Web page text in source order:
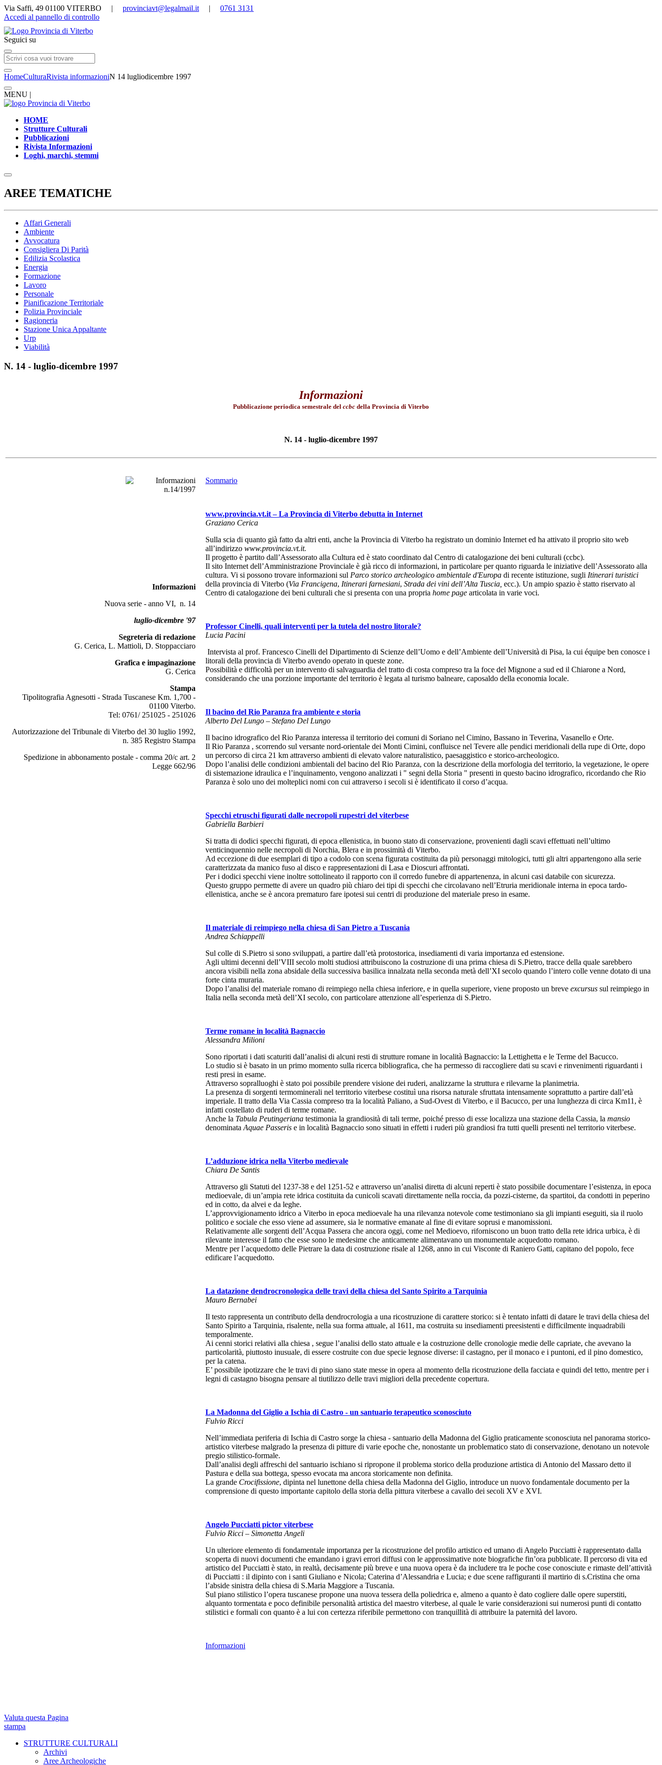
Via Saffi, 49 01100 VITERBO | provinciavt@legalmail.it | 0761 3131
Accedi al pannello di controllo
Seguici su
HomeCulturaRivista informazioniN 14 lugliodicembre 1997
MENU |
HOME
Strutture Culturali
Pubblicazioni
Rivista Informazioni
Loghi, marchi, stemmi
AREE TEMATICHE
Affari Generali
Ambiente
Avvocatura
Consigliera Di Parità
Edilizia Scolastica
Energia
Formazione
Lavoro
Personale
Pianificazione Territoriale
Polizia Provinciale
Ragioneria
Stazione Unica Appaltante
Urp
Viabilità
N. 14 - luglio-dicembre 1997
Informazioni
Pubblicazione periodica semestrale del ccbc della Provincia di Viterbo
N. 14 - luglio-dicembre 1997
Informazioni
Nuova serie - anno VI, n. 14
luglio-dicembre '97
Segreteria di redazione
G. Cerica, L. Mattioli, D. Stoppacciaro
Grafica e impaginazione
G. Cerica
Stampa
Tipolitografia Agnesotti - Strada Tuscanese Km. 1,700 -
01100 Viterbo.
Tel: 0761/ 251025 - 251026
Autorizzazione del Tribunale di Viterbo del 30 luglio 1992,
n. 385 Registro Stampa
Spedizione in abbonamento postale - comma 20/c art. 2
Legge 662/96
Sommario
www.provincia.vt.it – La Provincia di Viterbo debutta in Internet
Graziano Cerica
Sulla scia di quanto già fatto da altri enti, anche la Provincia di Viterbo ha registrato un dominio Internet ed ha attivato il proprio sito web
all’indirizzo www.provincia.vt.it.
Il progetto è partito dall’Assessorato alla Cultura ed è stato coordinato dal Centro di catalogazione dei beni culturali (ccbc).
Il sito Internet dell’Amministrazione Provinciale è già ricco di informazioni, in particolare per quanto riguarda le iniziative dell’Assessorato alla
cultura. Vi si possono trovare informazioni sul Parco storico archeologico ambientale d'Europa di recente istituzione, sugli Itinerari turistici
della provincia di Viterbo (Via Francigena, Itinerari farnesiani, Strada dei vini dell’Alta Tuscia, ecc.). Un ampio spazio è statto riservato al
Centro di catalogazione dei beni culturali che si presenta con una propria home page articolata in varie voci.
Professor Cinelli, quali interventi per la tutela del nostro litorale?
Lucia Pacini
Intervista al prof. Francesco Cinelli del Dipartimento di Scienze dell’Uomo e dell’Ambiente dell’Università di Pisa, la cui équipe ben conosce i
litorali della provincia di Viterbo avendo operato in queste zone.
Possibilità e difficoltà per un intervento di salvaguardia del tratto di costa compreso tra la foce del Mignone a sud ed il Chiarone a Nord,
considerando che una porzione importante del territorio è legata al turismo balneare, caposaldo della economia locale.
Il bacino del Rio Paranza fra ambiente e storia
Alberto Del Lungo – Stefano Del Lungo
Il bacino idrografico del Rio Paranza interessa il territorio dei comuni di Soriano nel Cimino, Bassano in Teverina, Vasanello e Orte.
Il Rio Paranza , scorrendo sul versante nord-orientale dei Monti Cimini, confluisce nel Tevere alle pendici meridionali della rupe di Orte, dopo
un percorso di circa 21 km attraverso ambienti di elevato valore naturalistico, paesaggistico e storico-archeologico.
Dopo l’analisi delle condizioni ambientali del bacino del Rio Paranza, con la descrizione della morfologia del territorio, la vegetazione, le opere
di sistemazione idraulica e l’inquinamento, vengono analizzati i " segni della Storia " presenti in questo bacino idrografico, ricordando che Rio
Paranza è solo uno dei molteplici nomi con cui attraverso i secoli si è identificato il corso d’acqua.
Specchi etruschi figurati dalle necropoli rupestri del viterbese
Gabriella Barbieri
Si tratta di dodici specchi figurati, di epoca ellenistica, in buono stato di conservazione, provenienti dagli scavi effettuati nell’ultimo
venticinquennio nelle necropoli di Norchia, Blera e in prossimità di Viterbo.
Ad eccezione di due esemplari di tipo a codolo con scena figurata costituita da più personaggi mitologici, tutti gli altri appartengono alla serie
caratterizzata da manico fuso al disco e rappresentazioni di Lasa e Dioscuri affrontati.
Per i dodici specchi viene inoltre sottolineato il rapporto con il corredo funebre di appartenenza, in alcuni casi databile con sicurezza.
Questo gruppo permette di avere un quadro più chiaro dei tipi di specchi che circolavano nell’Etruria meridionale interna in epoca tardo-
ellenistica, anche se è ancora prematuro fare ipotesi sui centri di produzione del materiale preso in esame.
Il materiale di reimpiego nella chiesa di San Pietro a Tuscania
Andrea Schiappelli
Sul colle di S.Pietro si sono sviluppati, a partire dall’età protostorica, insediamenti di varia importanza ed estensione.
Agli ultimi decenni dell’VIII secolo molti studiosi attribuiscono la costruzione di una prima chiesa di S.Pietro, tracce della quale sarebbero
ancora visibili nella zona absidale della successiva basilica innalzata nella seconda metà dell’XI secolo quando l’intero colle venne dotato di una
forte cinta muraria.
Dopo l’analisi del materiale romano di reimpiego nella chiesa inferiore, e in quella superiore, viene proposto un breve excursus sul reimpiego in
Italia nella seconda metà dell’XI secolo, con particolare attenzione all’esperienza di S.Pietro.
Terme romane in località Bagnaccio
Alessandra Milioni
Sono riportati i dati scaturiti dall’analisi di alcuni resti di strutture romane in località Bagnaccio: la Lettighetta e le Terme del Bacucco.
Lo studio si è basato in un primo momento sulla ricerca bibliografica, che ha permesso di raccogliere dati su scavi e rinvenimenti riguardanti i
resti presi in esame.
Attraverso sopralluoghi è stato poi possibile prendere visione dei ruderi, analizzarne la struttura e rilevarne la planimetria.
La presenza di sorgenti termominerali nel territorio viterbese costituì una risorsa naturale sfruttata intensamente soprattutto a partire dall’età
imperiale. Il tratto della Via Cassia compreso tra la località Paliano, a Sud-Ovest di Viterbo, e il Bacucco, per una lunghezza di circa Km11, è
infatti costellato di ruderi di terme romane.
Anche la Tabula Peutingeriana testimonia la grandiosità di tali terme, poiché presso di esse localizza una stazione della Cassia, la mansio
denominata Aquae Passeris e in località Bagnaccio sono situati in effetti i ruderi più grandiosi fra tutti quelli presenti nel territorio viterbese.
L’adduzione idrica nella Viterbo medievale
Chiara De Santis
Attraverso gli Statuti del 1237-38 e del 1251-52 e attraverso un’analisi diretta di alcuni reperti è stato possibile documentare l’esistenza, in epoca
medioevale, di un’ampia rete idrica costituita da cunicoli scavati direttamente nella roccia, da pozzi-cisterne, da spartitoi, da condotti in peperino
ed in cotto, da alvei e da leghe.
L’approvvigionamento idrico a Viterbo in epoca medioevale ha una rilevanza notevole come testimoniano sia gli impianti eseguiti, sia il ruolo
politico e sociale che esso viene ad assumere, sia le normative emanate al fine di evitare soprusi e manomissioni.
Relativamente alle sorgenti dell’Acqua Passera che ancora oggi, come nel Medioevo, riforniscono un buon tratto della rete idrica urbica, è di
rilevante interesse il fatto che esse sono le medesime che anticamente alimentavano un monumentale acquedotto romano.
Mentre per l’acquedotto delle Pietrare la data di costruzione risale al 1268, anno in cui Visconte di Raniero Gatti, capitano del popolo, fece
edificare l’acquedotto.
La datazione dendrocronologica delle travi della chiesa del Santo Spirito a Tarquinia
Mauro Bernabei
Il testo rappresenta un contributo della dendrocrologia a una ricostruzione di carattere storico: si è tentato infatti di datare le travi della chiesa del
Santo Spirito a Tarquinia, risalente, nella sua forma attuale, al 1611, ma costruita su insediamenti preesistenti e difficilmente inquadrabili
temporalmente.
Ai cenni storici relativi alla chiesa , segue l’analisi dello stato attuale e la costruzione delle cronologie medie delle capriate, che avevano la
particolarità, piuttosto inusuale, di essere costruite con due specie legnose diverse: il castagno, per il monaco e i puntoni, ed il pino domestico,
per la catena.
E’ possibile ipotizzare che le travi di pino siano state messe in opera al momento della ricostruzione della facciata e quindi del tetto, mentre per i
legni di castagno bisogna pensare al tiutilizzo delle travi migliori della precedente copertura.
La Madonna del Giglio a Ischia di Castro - un santuario terapeutico sconosciuto
Fulvio Ricci
Nell’immediata periferia di Ischia di Castro sorge la chiesa - santuario della Madonna del Giglio praticamente sconosciuta nel panorama storico-
artistico viterbese malgrado la presenza di pitture di varie epoche che, nonostante un problematico stato di conservazione, denotano un notevole
pregio stilistico-formale.
Dall’analisi degli affreschi del santuario ischiano si ripropone il problema storico della produzione artistica di Antonio del Massaro detto il
Pastura e della sua bottega, spesso evocata ma ancora storicamente non definita.
La grande Crocifissione, dipinta nel lunettone della chiesa della Madonna del Giglio, introduce un nuovo fondamentale documento per la
comprensione di questo importante capitolo della storia della pittura viterbese a cavallo dei secoli XV e XVI.
Angelo Pucciatti pictor viterbese
Fulvio Ricci – Simonetta Angeli
Un ulteriore elemento di fondamentale importanza per la ricostruzione del profilo artistico ed umano di Angelo Pucciatti è rappresentato dalla
scoperta di nuovi documenti che emandano i gravi errori diffusi con le approssimative note biografiche fin’ora pubblicate. Il percorso di vita ed
artistico del Pucciatti è stato, in realtà, decisamente più breve e una nuova opera è da includere tra le poche cose conosciute e rimaste dell’attività
di Pucciatti : il dipinto con i santi Giuliano e Nicola; Caterina d’Alessandria e Lucia; e due scene raffiguranti il martirio di s.Cristina che orna
l’abside sinistra della chiesa di S.Maria Maggiore a Tuscania.
Sul piano stilistico l’opera tuscanese propone una nuova tessera della poliedrica e, almeno a quanto è dato cogliere dalle opere superstiti,
alquanto tormentata e poco definibile personalità artistica del maestro viterbese, al quale le varie considerazioni sui numerosi punti di contatto
stilistici e formali con quanto è a lui con certezza riferibile permettono con tranquillità di attribuire la paternità del lavoro.
Informazioni
Valuta questa Pagina
stampa
STRUTTURE CULTURALI
Archivi
Aree Archeologiche